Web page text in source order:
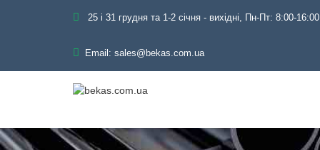
25 і 31 грудня та 1-2 січня - вихідні, Пн-Пт: 8:00-16:00
Email: sales@bekas.com.ua